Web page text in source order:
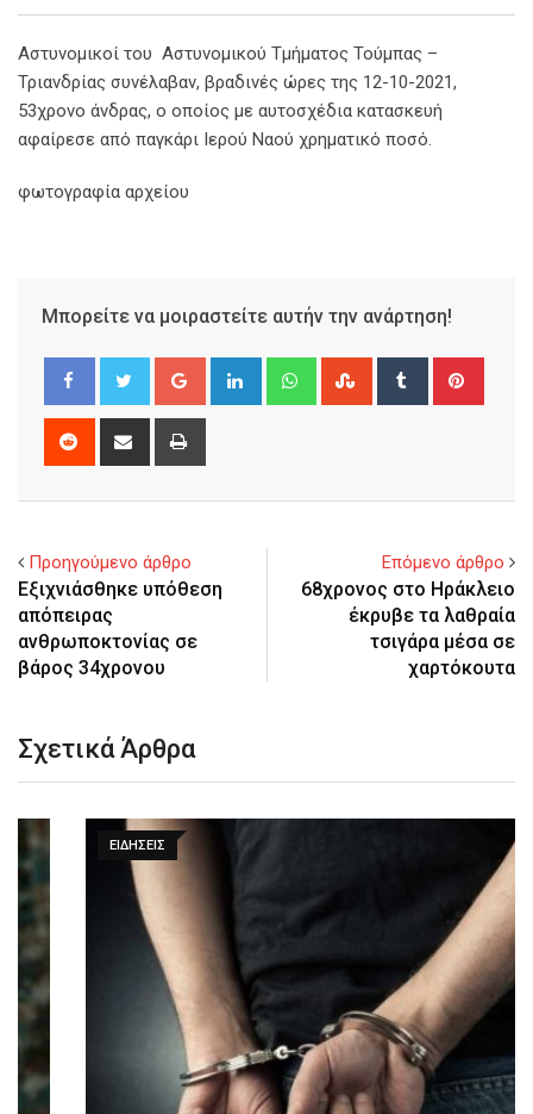
Αστυνομικοί του Αστυνομικού Τμήματος Τούμπας –
Τριανδρίας συνέλαβαν, βραδινές ώρες της 12-10-2021,
53χρονο άνδρας, ο οποίος με αυτοσχέδια κατασκευή
αφαίρεσε από παγκάρι Ιερού Ναού χρηματικό ποσό.
φωτογραφία αρχείου
Μπορείτε να μοιραστείτε αυτήν την ανάρτηση!
Google+ LinkedIn WhatsappStumbleUpon
Tumblr
Reddit
Share
Προηγούμενο άρθρο
Εξιχνιάσθηκε υπόθεση
απόπειρας
ανθρωποκτονίας σε
βάρος 34χρονου
Επόμενο άρθρο
68χρονος στο Ηράκλειο
έκρυβε τα λαθραία
τσιγάρα μέσα σε
χαρτόκουτα
Σχετικά Άρθρα